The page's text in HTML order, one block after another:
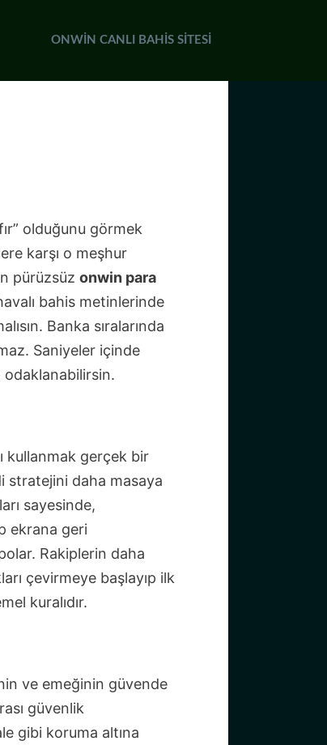
ONWIN CANLI BAHIS SITESI
olduğunu görmek
karşı o meşhur
pürüzsüz onwin para
bahis metinlerinde
Banka sıralarında
Saniyeler içinde
kullanmak gerçek bir
stratejini daha masaya
sayesinde,
ekrana geri
Rakiplerin daha
çevirmeye başlayıp ilk
kuralıdır.
ve emeğinin güvende
güvenlik
gibi koruma altına